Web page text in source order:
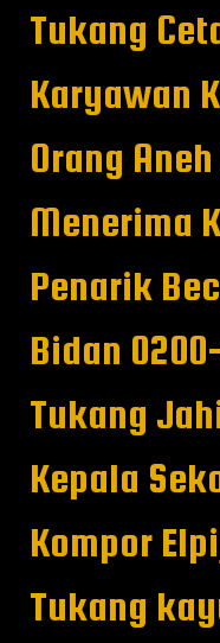
Tukang
Karyawan
Orang
Menerima
Penarik
Bidan
Tukang
Kepala
Kompor
Tukang